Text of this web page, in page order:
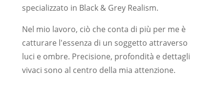
specializzato in Black & Grey Realism.
Nel mio lavoro, ciò che conta di più per me è
catturare l'essenza di un soggetto attraverso
luci e ombre. Precisione, profondità e dettagli
vivaci sono al centro della mia attenzione.